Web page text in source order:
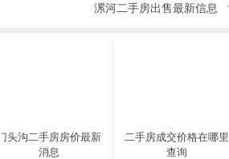
漯河二手房出售最新信息
头沟二手房房价最新
消息
二手房成交价格在哪里
查询